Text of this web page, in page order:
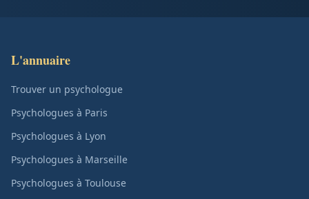
L'annuaire
Trouver un psychologue
Psychologues à Paris
Psychologues à Lyon
Psychologues à Marseille
Psychologues à Toulouse